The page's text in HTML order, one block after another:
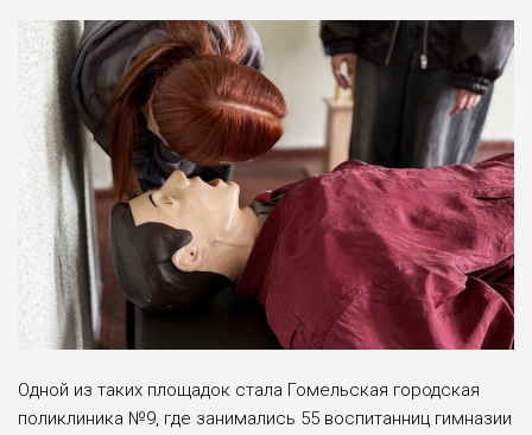
Одной из таких площадок стала Гомельская городская
поликлиника №9, где занимались 55 воспитанниц гимназии